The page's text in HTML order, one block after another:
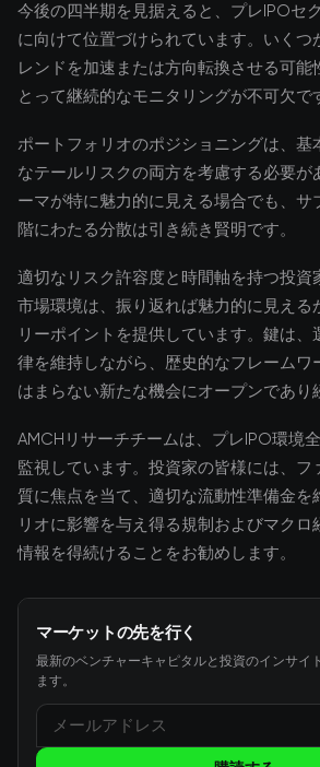
今後の四半期を見据えると、プレIPOセ
に向けて位置づけられています。いくつ
レンドを加速または方向転換させる可能
とって継続的なモニタリングが不可欠で
ポートフォリオのポジショニングは、基
なテールリスクの両方を考慮する必要が
ーマが特に魅力的に見える場合でも、サ
階にわたる分散は引き続き賢明です。
適切なリスク許容度と時間軸を持つ投資
市場環境は、振り返れば魅力的に見える
リーポイントを提供しています。鍵は、
律を維持しながら、歴史的なフレームワ
はまらない新たな機会にオープンであり
AMCHリサーチチームは、プレIPO環境
監視しています。投資家の皆様には、フ
質に焦点を当て、適切な流動性準備金を
リオに影響を与え得る規制およびマクロ
情報を得続けることをお勧めします。
マーケットの先を行く
最新のベンチャーキャピタルと投資のインサイ
ます。